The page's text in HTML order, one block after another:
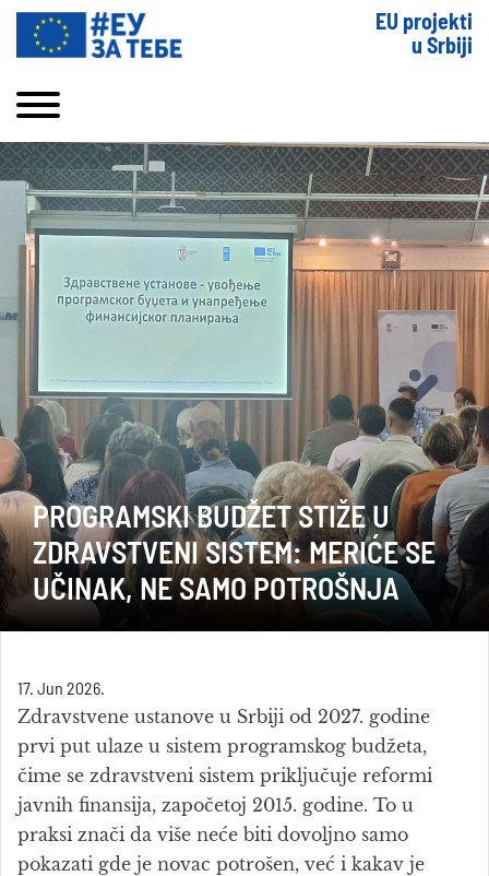
EU projekti
u Srbiji
PROGRAMSKI BUDŽET STIŽE U
ZDRAVSTVENI SISTEM: MERIĆE SE
UČINAK, NE SAMO POTROŠNJA
17. Jun 2026.
Zdravstvene ustanove u Srbiji od 2027. godine
prvi put ulaze u sistem programskog budžeta,
čime se zdravstveni sistem priključuje reformi
javnih finansija, započetoj 2015. godine. To u
praksi znači da više neće biti dovoljno samo
pokazati gde je novac potrošen, već i kakav je